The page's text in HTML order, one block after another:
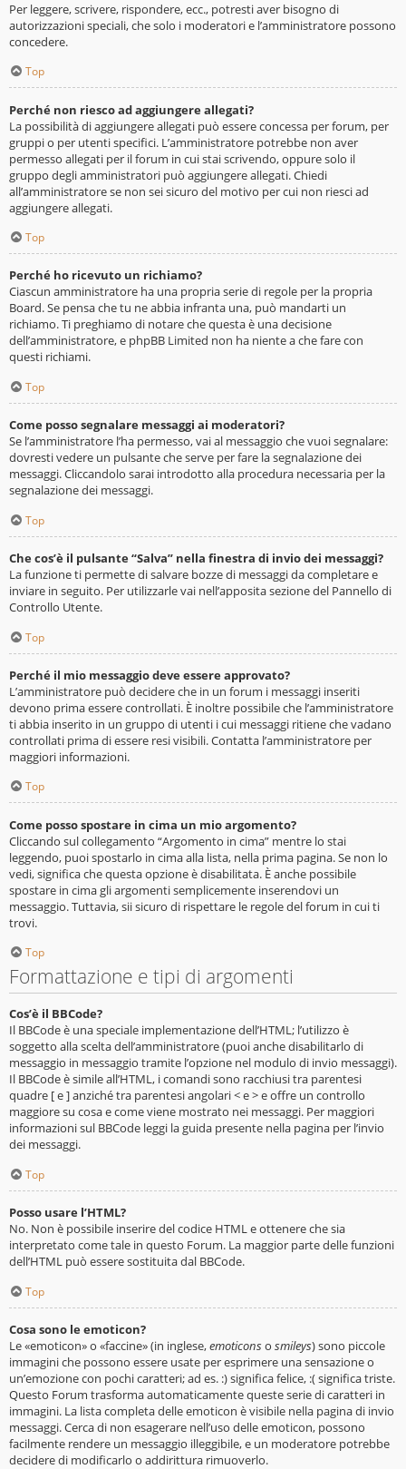
Per leggere, scrivere, rispondere, ecc., potresti aver bisogno di
autorizzazioni speciali, che solo i moderatori e l’amministratore possono
concedere.
Top
Perché non riesco ad aggiungere allegati?
La possibilità di aggiungere allegati può essere concessa per forum, per
gruppi o per utenti specifici. L’amministratore potrebbe non aver
permesso allegati per il forum in cui stai scrivendo, oppure solo il
gruppo degli amministratori può aggiungere allegati. Chiedi
all’amministratore se non sei sicuro del motivo per cui non riesci ad
aggiungere allegati.
Top
Perché ho ricevuto un richiamo?
Ciascun amministratore ha una propria serie di regole per la propria
Board. Se pensa che tu ne abbia infranta una, può mandarti un
richiamo. Ti preghiamo di notare che questa è una decisione
dell’amministratore, e phpBB Limited non ha niente a che fare con
questi richiami.
Top
Come posso segnalare messaggi ai moderatori?
Se l’amministratore l’ha permesso, vai al messaggio che vuoi segnalare:
dovresti vedere un pulsante che serve per fare la segnalazione dei
messaggi. Cliccandolo sarai introdotto alla procedura necessaria per la
segnalazione dei messaggi.
Top
Che cos’è il pulsante “Salva” nella finestra di invio dei messaggi?
La funzione ti permette di salvare bozze di messaggi da completare e
inviare in seguito. Per utilizzarle vai nell’apposita sezione del Pannello di
Controllo Utente.
Top
Perché il mio messaggio deve essere approvato?
L’amministratore può decidere che in un forum i messaggi inseriti
devono prima essere controllati. È inoltre possibile che l’amministratore
ti abbia inserito in un gruppo di utenti i cui messaggi ritiene che vadano
controllati prima di essere resi visibili. Contatta l’amministratore per
maggiori informazioni.
Top
Come posso spostare in cima un mio argomento?
Cliccando sul collegamento “Argomento in cima” mentre lo stai
leggendo, puoi spostarlo in cima alla lista, nella prima pagina. Se non lo
vedi, significa che questa opzione è disabilitata. È anche possibile
spostare in cima gli argomenti semplicemente inserendovi un
messaggio. Tuttavia, sii sicuro di rispettare le regole del forum in cui ti
trovi.
Top
Formattazione e tipi di argomenti
Cos’è il BBCode?
Il BBCode è una speciale implementazione dell’HTML; l’utilizzo è
soggetto alla scelta dell’amministratore (puoi anche disabilitarlo di
messaggio in messaggio tramite l’opzione nel modulo di invio messaggi).
Il BBCode è simile all’HTML, i comandi sono racchiusi tra parentesi
quadre [ e ] anziché tra parentesi angolari < e > e offre un controllo
maggiore su cosa e come viene mostrato nei messaggi. Per maggiori
informazioni sul BBCode leggi la guida presente nella pagina per l’invio
dei messaggi.
Top
Posso usare l’HTML?
No. Non è possibile inserire del codice HTML e ottenere che sia
interpretato come tale in questo Forum. La maggior parte delle funzioni
dell’HTML può essere sostituita dal BBCode.
Top
Cosa sono le emoticon?
Le «emoticon» o «faccine» (in inglese,emoticonso smileys) sono piccole
immagini che possono essere usate per esprimere una sensazione o
un’emozione con pochi caratteri; ad es. :) significa felice, :( significa triste.
Questo Forum trasforma automaticamente queste serie di caratteri in
immagini. La lista completa delle emoticon è visibile nella pagina di invio
messaggi. Cerca di non esagerare nell’uso delle emoticon, possono
facilmente rendere un messaggio illeggibile, e un moderatore potrebbe
decidere di modificarlo o addirittura rimuoverlo.